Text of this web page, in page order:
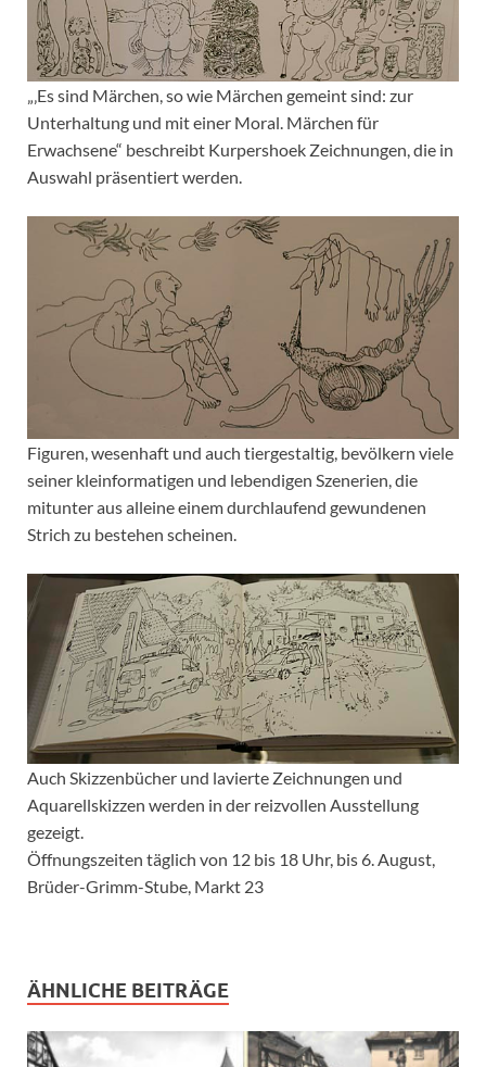
„‚Es sind Märchen, so wie Märchen gemeint sind: zur
Unterhaltung und mit einer Moral. Märchen für
Erwachsene“ beschreibt Kurpershoek Zeichnungen, die in
Auswahl präsentiert werden.
Figuren, wesenhaft und auch tiergestaltig, bevölkern viele
seiner kleinformatigen und lebendigen Szenerien, die
mitunter aus alleine einem durchlaufend gewundenen
Strich zu bestehen scheinen.
Auch Skizzenbücher und lavierte Zeichnungen und
Aquarellskizzen werden in der reizvollen Ausstellung
gezeigt.
Öffnungszeiten täglich von 12 bis 18 Uhr, bis 6. August,
Brüder-Grimm-Stube, Markt 23
ÄHNLICHE BEITRÄGE